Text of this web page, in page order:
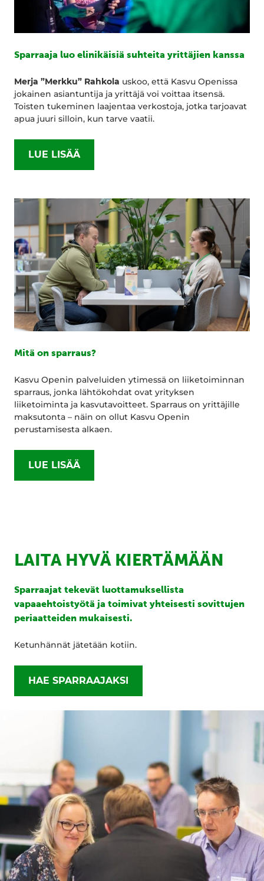
Sparraaja luo elinikäisiä suhteita yrittäjien kanssa
Merja ”Merkku” Rahkola uskoo, että Kasvu Openissa
jokainen asiantuntija ja yrittäjä voi voittaa itsensä.
Toisten tukeminen laajentaa verkostoja, jotka tarjoavat
apua juuri silloin, kun tarve vaatii.
LUE LISÄÄ
Mitä on sparraus?
Kasvu Openin palveluiden ytimessä on liiketoiminnan
sparraus, jonka lähtökohdat ovat yrityksen
liiketoiminta ja kasvutavoitteet. Sparraus on yrittäjille
maksutonta – näin on ollut Kasvu Openin
perustamisesta alkaen.
LUE LISÄÄ
LAITA HYVÄ KIERTÄMÄÄN
Sparraajat tekevät luottamuksellista
vapaaehtoistyötä ja toimivat yhteisesti sovittujen
periaatteiden mukaisesti.
Ketunhännät jätetään kotiin.
HAE SPARRAAJAKSI